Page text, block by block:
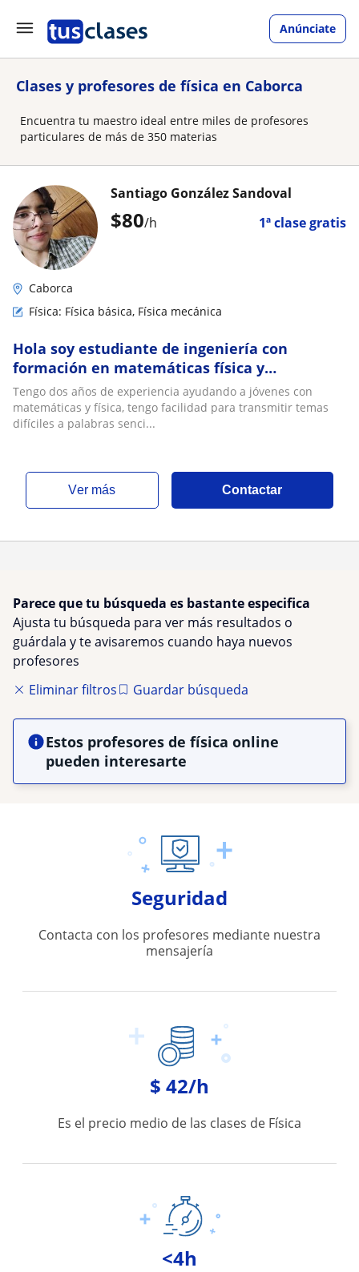
Anúnciate
Clases y profesores de física en Caborca
Encuentra tu maestro ideal entre miles de profesores
particulares de más de 350 materias
$80/h 1ª clase gratis
Santiago González Sandoval
Caborca
Física: Física básica, Física mecánica
Hola soy estudiante de ingeniería con
formación en matemáticas física y
programación, soy apasionado de las ciencias
y docencia
Tengo dos años de experiencia ayudando a jóvenes con
matemáticas y física, tengo facilidad para transmitir temas
difíciles a palabras senci...
ver más Contactar
Parece que tu búsqueda es bastante especifica
Ajusta tu búsqueda para ver más resultados o
guárdala y te avisaremos cuando haya nuevos
profesores
Eliminar filtros
Guardar búsqueda
Estos profesores de física online
pueden interesarte
Seguridad
Contacta con los profesores mediante nuestra
mensajería
$ 42/h
Es el precio medio de las clases de Física
<4h